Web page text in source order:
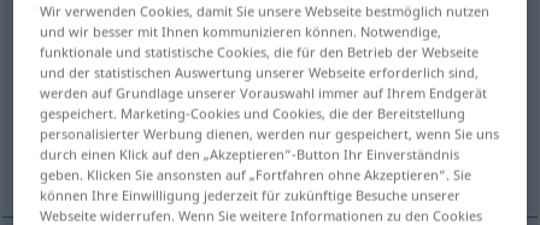
prägnant [prɛˈgnant]
Übersicht aller Übersetzungen
(Für mehr Details die Übersetzung anklicken/antippen)
expressivo, conciso, sucinto
Wir verwenden Cookies, damit Sie unsere Webseite bestmöglich nutzen
und wir besser mit Ihnen kommunizieren können. Notwendige,
funktionale und statistische Cookies, die für den Betrieb der Webseite
und der statistischen Auswertung unserer Webseite erforderlich sind,
werden auf Grundlage unserer Vorauswahl immer auf Ihrem Endgerät
gespeichert. Marketing-Cookies und Cookies, die der Bereitstellung
personalisierter Werbung dienen, werden nur gespeichert, wenn Sie uns
durch einen Klick auf den „Akzeptieren“-Button Ihr Einverständnis
geben. Klicken Sie ansonsten auf „Fortfahren ohne Akzeptieren“. Sie
können Ihre Einwilligung jederzeit für zukünftige Besuche unserer
Webseite widerrufen. Wenn Sie weitere Informationen zu den Cookies